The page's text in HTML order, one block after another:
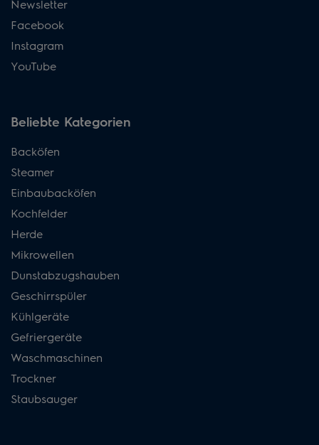
Newsletter
Facebook
Instagram
YouTube
Beliebte Kategorien
Backöfen
Steamer
Einbaubacköfen
Kochfelder
Herde
Mikrowellen
Dunstabzugshauben
Geschirrspüler
Kühlgeräte
Gefriergeräte
Waschmaschinen
Trockner
Staubsauger